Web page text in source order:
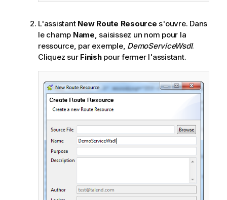
L'assistant New Route Resource s'ouvre. Dans
le champ Name, saisissez un nom pour la
ressource, par exemple, DemoServiceWsdl.
Cliquez sur Finishpour fermer l'assistant.